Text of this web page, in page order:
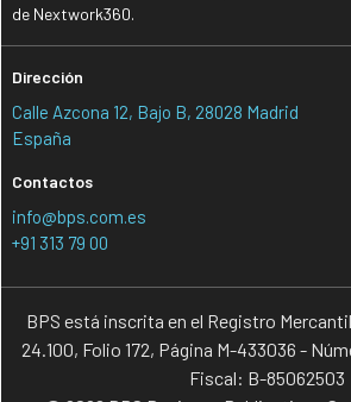
de Nextwork360.
Dirección
Calle Azcona 12, Bajo B, 28028 Madrid
España
Contactos
info@bps.com.es
+91 313 79 00
BPS está inscrita en el Registro
24.100, Folio 172, Página M-433036 -
Fiscal: B-85062503